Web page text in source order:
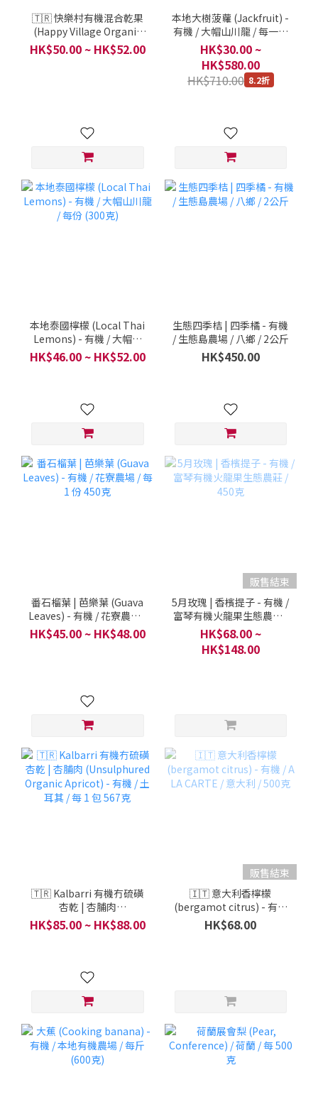
🇹🇷 快樂村有機混合乾果
(Happy Village Organic
Dried Fruit Mix) - 有機 / 土
耳其愛琴海地區 / 每 1 包
HK$50.00 ~ HK$52.00
本地大樹菠蘿 (Jackfruit) -
有機 / 大帽山川龍 / 每一個
9-12Kgs 拆肉每份 (600克)
HK$30.00 ~
HK$580.00
HK$710.00 8.2折
本地泰國檸檬 (Local Thai
Lemons) - 有機 / 大帽山
川龍 / 每份 (300克)
HK$46.00 ~ HK$52.00
生態四季桔 | 四季橘 - 有機
/ 生態島農場 / 八鄉 / 2公斤
HK$450.00
番石榴葉 | 芭樂葉 (Guava
Leaves) - 有機 / 花寮農場 /
每 1 份 450克
HK$45.00 ~ HK$48.00
販售結束
5月玫瑰 | 香檳提子 - 有機 /
富琴有機火龍果生態農莊 /
450克
HK$68.00 ~
HK$148.00
🇹🇷 Kalbarri 有機冇硫磺
杏乾 | 杏脯肉
(Unsulphured Organic
Apricot) - 有機 / 土耳其 /
HK$85.00 ~ HK$88.00
販售結束
🇮🇹 意大利香檸檬
(bergamot citrus) - 有機
/ A LA CARTE / 意大利 /
500克
HK$68.00